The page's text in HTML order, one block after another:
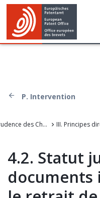
P. Intervention
La Jurisprudence des Chambres de recours de l'Office européen des brevets
4.2. Statut
documents